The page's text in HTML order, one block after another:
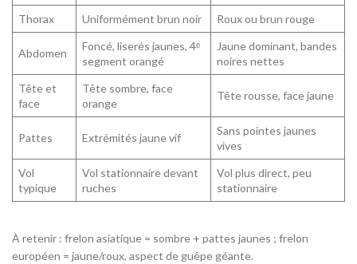
Thorax
Uniformément brun noir Roux ou brun rouge
Abdomen
Foncé, liserés jaunes, 4ᵉ
segment orangé
Jaune dominant, bandes
noires nettes
Tête et
face
Tête sombre, face
orange
Tête rousse, face jaune
Pattes Extrémités jaune vif
Sans pointes jaunes
vives
Vol
typique
Vol stationnaire devant
ruches
Vol plus direct, peu
stationnaire
À retenir : frelon asiatique = sombre + pattes jaunes ; frelon
européen = jaune/roux, aspect de guêpe géante.